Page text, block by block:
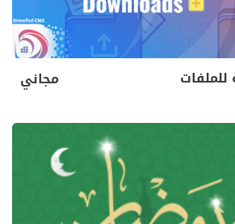
للملفات مجاني